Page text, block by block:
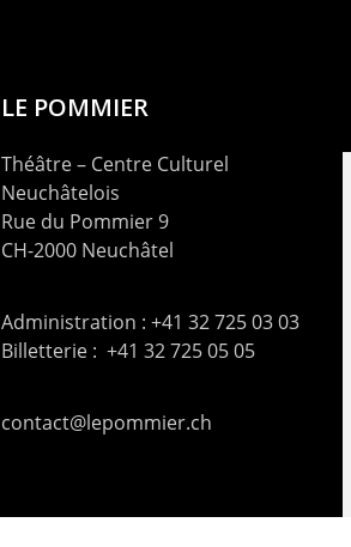
LE POMMIER
Théâtre – Centre Culturel
Neuchâtelois
Rue du Pommier 9
CH-2000 Neuchâtel
Administration : +41 32 725 03 03
Billetterie : +41 32 725 05 05
contact@lepommier.ch